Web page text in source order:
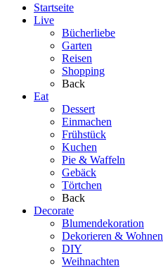
Startseite
Live
Bücherliebe
Garten
Reisen
Shopping
Back
Eat
Dessert
Einmachen
Frühstück
Kuchen
Pie & Waffeln
Gebäck
Törtchen
Back
Decorate
Blumendekoration
Dekorieren & Wohnen
DIY
Weihnachten